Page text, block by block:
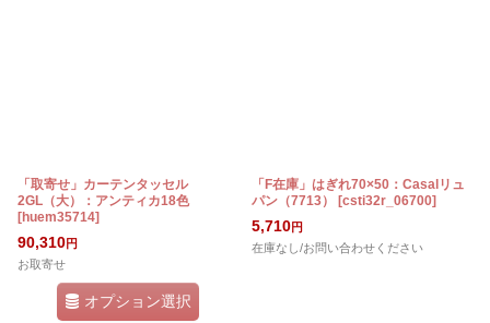
「取寄せ」カーテンタッセル
2GL（大）：アンティカ18色
[huem35714]
90,310円
お取寄せ
オプション選択
「F在庫」はぎれ70×50：Casalリュ
パン（7713）
[csti32r_06700]
5,710円
在庫なし/お問い合わせください